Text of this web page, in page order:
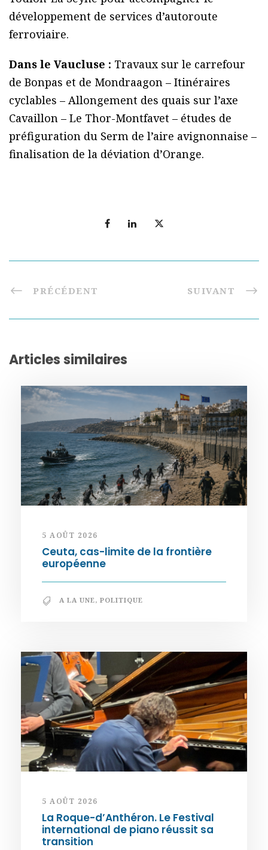
développement de services d’autoroute
ferroviaire.
Dans le Vaucluse : Travaux sur le carrefour
de Bonpas et de Mondraagon – Itinéraires
cyclables – Allongement des quais sur l’axe
Cavaillon – Le Thor-Montfavet – études de
préfiguration du Serm de l’aire avignonnaise –
finalisation de la déviation d’Orange.
PRÉCÉDENT SUIVANT
Articles similaires
5 AOÛT 2026
Ceuta, cas-limite de la frontière
européenne
A LA UNE, POLITIQUE
5 AOÛT 2026
La Roque-d’Anthéron. Le Festival
international de piano réussit sa
transition